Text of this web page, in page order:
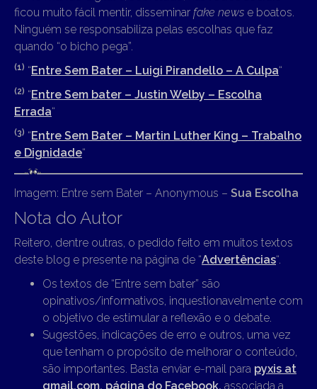
ficou muito fácil mentir, disseminar fake news e boatos.
Ninguém se responsabiliza pelas escolhas que faz
quando “o bicho pega”.
(1) “Entre Sem Bater – Luigi Pirandello – A Culpa“
(2) “Entre Sem bater – Justin Welby – Escolha
Errada“
(3) “Entre Sem Bater – Martin Luther King – Trabalho
e Dignidade“
Imagem: Entre sem Bater – Anonymous – Sua Escolha
Nota do Autor
Reitero, dentre outras, o pedido feito em muitos textos
deste blog e presente na página de “Advertências“.
Os textos de “Entre sem bater” são
opinativos/informativos, inquestionavelmente com
o objetivo de estimular a reflexão e o debate.
Sugestões, indicações de erro e outros, uma vez
que tenham o propósito de melhorar o conteúdo,
são importantes. Basta enviar e-mail para pyxis at
gmail.com, página do Facebook, associada a